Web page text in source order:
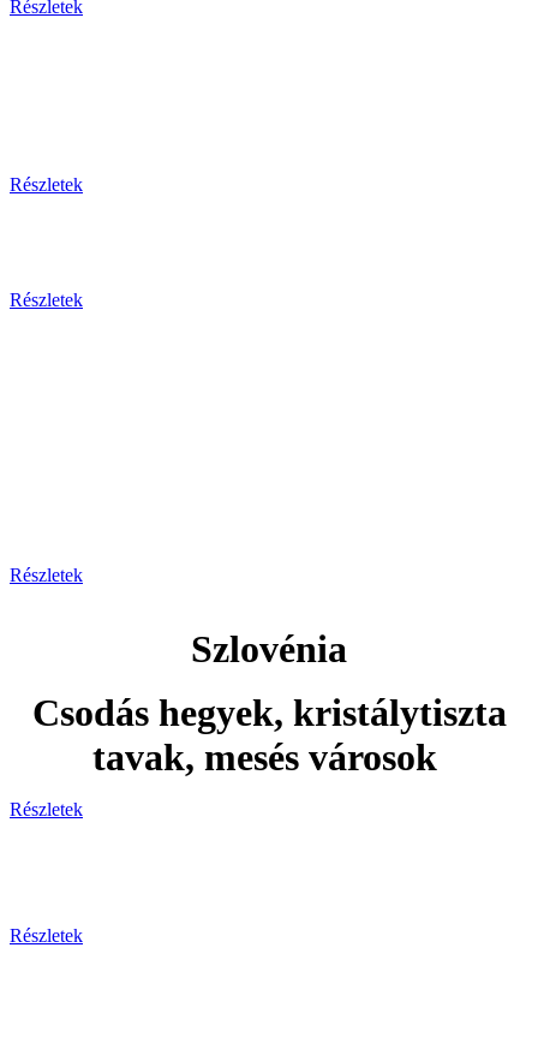
Részletek
Részletek
Részletek
Részletek
Szlovénia
Csodás hegyek, kristálytiszta
tavak, mesés városok
Részletek
Részletek